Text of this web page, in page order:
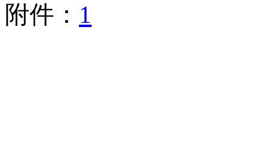
附件： 1